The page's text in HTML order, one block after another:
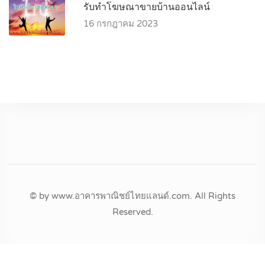
รับทำโฆษณาขายบ้านออนไลน์
16 กรกฎาคม 2023
© by www.อาคารพาณิชย์ไทยแลนด์.com. All Rights
Reserved.